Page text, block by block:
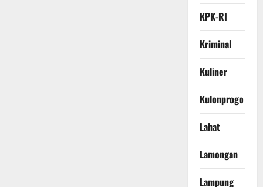
KPK-RI
Kriminal
Kuliner
Kulonprogo
Lahat
Lamongan
Lampung